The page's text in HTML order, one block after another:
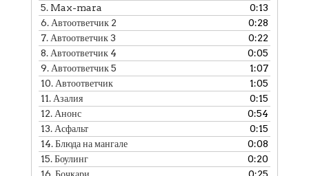
5. Max-mara
0:13
6. Автоответчик 2
0:28
7. Автоответчик 3
0:22
8. Автоответчик 4
0:05
9. Автоответчик 5
1:07
10. Автоответчик
1:05
11. Азалия
0:15
12. Анонс
0:54
13. Асфальт
0:15
14.Блюда на мангале
0:08
15.Боулинг
0:20